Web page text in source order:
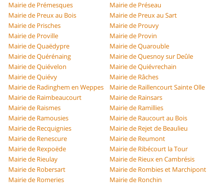
Mairie de Prémesques
Mairie de Préseau
Mairie de Preux au Bois
Mairie de Preux au Sart
Mairie de Prisches
Mairie de Prouvy
Mairie de Proville
Mairie de Provin
Mairie de Quaëdypre
Mairie de Quarouble
Mairie de Quérénaing
Mairie de Quesnoy sur Deûle
Mairie de Quiévelon
Mairie de Quiévrechain
Mairie de Quiévy
Mairie de Râches
Mairie de Radinghem en Weppes
Mairie de Raillencourt Sainte Olle
Mairie de Raimbeaucourt
Mairie de Rainsars
Mairie de Raismes
Mairie de Ramillies
Mairie de Ramousies
Mairie de Raucourt au Bois
Mairie de Recquignies
Mairie de Rejet de Beaulieu
Mairie de Renescure
Mairie de Reumont
Mairie de Rexpoëde
Mairie de Ribécourt la Tour
Mairie de Rieulay
Mairie de Rieux en Cambrésis
Mairie de Robersart
Mairie de Rombies et Marchipont
Mairie de Romeries
Mairie de Ronchin